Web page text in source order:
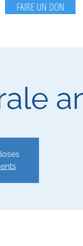
FAIRE UN DON